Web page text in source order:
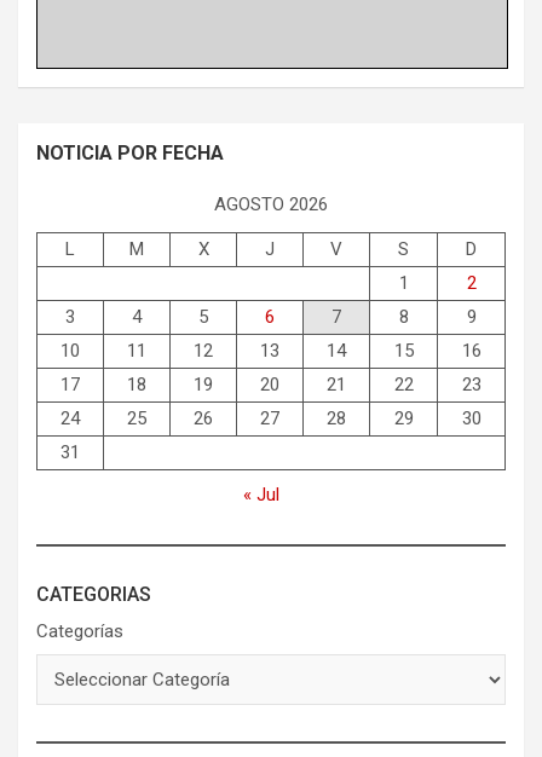
NOTICIA POR FECHA
AGOSTO 2026
L M X J V S
D
1
2
3
4 5 6 7 8
9
10
11 12 13 14 15
16
17
18 19 20 21 22
23
24
25 26 27 28 29
30
31
« Jul
CATEGORIAS
Categorías